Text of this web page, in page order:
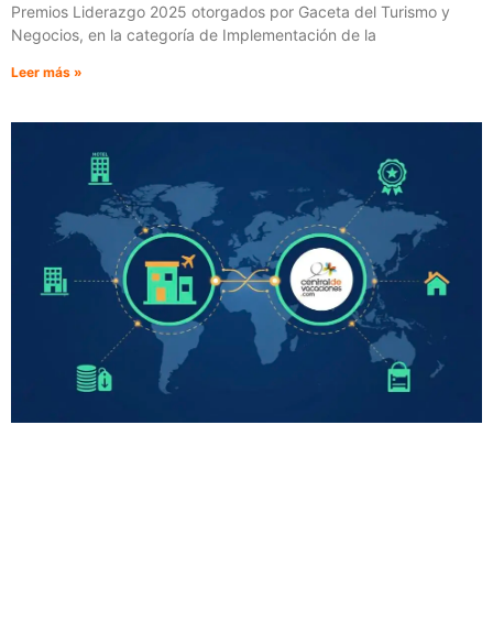
Premios Liderazgo 2025 otorgados por Gaceta del Turismo y
Negocios, en la categoría de Implementación de la
Leer más »